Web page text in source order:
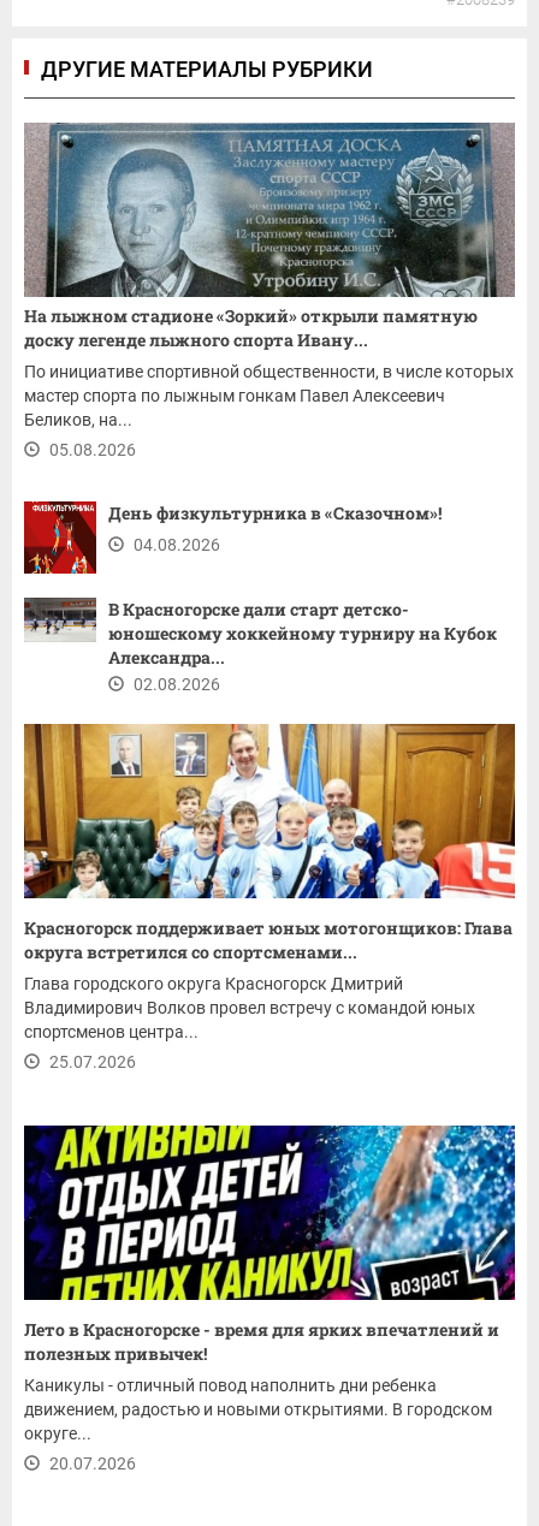
ДРУГИЕ МАТЕРИАЛЫ РУБРИКИ
На лыжном стадионе «Зоркий» открыли памятную
доску легенде лыжного спорта Ивану...
По инициативе спортивной общественности, в числе которых
мастер спорта по лыжным гонкам Павел Алексеевич
Беликов, на...
05.08.2026
День физкультурника в «Сказочном»!
04.08.2026
В Красногорске дали старт детско-
юношескому хоккейному турниру на Кубок
Александра...
02.08.2026
Красногорск поддерживает юных мотогонщиков: Глава
округа встретился со спортсменами...
Глава городского округа Красногорск Дмитрий
Владимирович Волков провел встречу с командой юных
спортсменов центра...
25.07.2026
Лето в Красногорске - время для ярких впечатлений и
полезных привычек!
Каникулы - отличный повод наполнить дни ребенка
движением, радостью и новыми открытиями. В городском
округе...
20.07.2026